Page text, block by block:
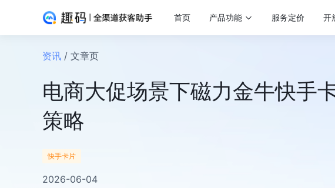
首页 产品功能 服务定价 开
资讯 / 文章页
电商大促场景下磁力金牛快手
策略
快手卡片
2026-06-04